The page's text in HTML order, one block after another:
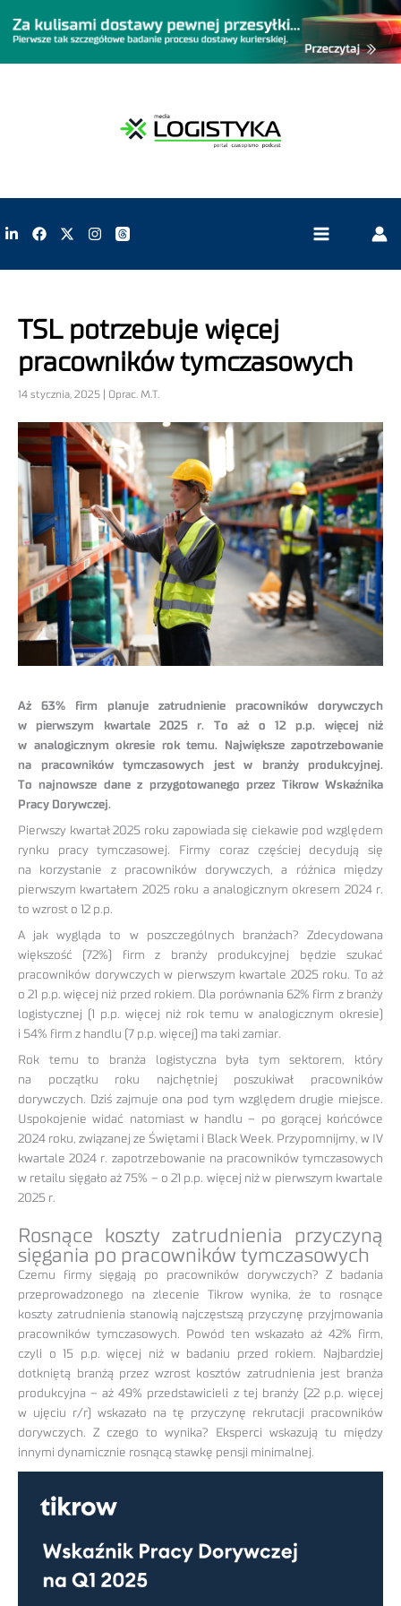
TSL potrzebuje więcej
pracowników tymczasowych
14 stycznia, 2025 | Oprac. M.T.
Aż 63% firm planuje zatrudnienie pracowników dorywczych
w pierwszym kwartale 2025 r. To aż o 12 p.p. więcej niż
w analogicznym okresie rok temu. Największe zapotrzebowanie
na pracowników tymczasowych jest w branży produkcyjnej.
To najnowsze dane z przygotowanego przez Tikrow Wskaźnika
Pracy Dorywczej.
Pierwszy kwartał 2025 roku zapowiada się ciekawie pod względem
rynku pracy tymczasowej. Firmy coraz częściej decydują się
na korzystanie z pracowników dorywczych, a różnica między
pierwszym kwartałem 2025 roku a analogicznym okresem 2024 r.
to wzrost o 12 p.p.
A jak wygląda to w poszczególnych branżach? Zdecydowana
większość (72%) firm z branży produkcyjnej będzie szukać
pracowników dorywczych w pierwszym kwartale 2025 roku. To aż
o 21 p.p. więcej niż przed rokiem. Dla porównania 62% firm z branży
logistycznej (1 p.p. więcej niż rok temu w analogicznym okresie)
i 54% firm z handlu (7 p.p. więcej) ma taki zamiar.
Rok temu to branża logistyczna była tym sektorem, który
na początku roku najchętniej poszukiwał pracowników
dorywczych. Dziś zajmuje ona pod tym względem drugie miejsce.
Uspokojenie widać natomiast w handlu – po gorącej końcówce
2024 roku, związanej ze Świętami i Black Week. Przypomnijmy, w IV
kwartale 2024 r. zapotrzebowanie na pracowników tymczasowych
w retailu sięgało aż 75% – o 21 p.p. więcej niż w pierwszym kwartale
2025 r.
Rosnące koszty zatrudnienia przyczyną
sięgania po pracowników tymczasowych
Czemu firmy sięgają po pracowników dorywczych? Z badania
przeprowadzonego na zlecenie Tikrow wynika, że to rosnące
koszty zatrudnienia stanowią najczęstszą przyczynę przyjmowania
pracowników tymczasowych. Powód ten wskazało aż 42% firm,
czyli o 15 p.p. więcej niż w badaniu przed rokiem. Najbardziej
dotkniętą branżą przez wzrost kosztów zatrudnienia jest branża
produkcyjna – aż 49% przedstawicieli z tej branży (22 p.p. więcej
w ujęciu r/r) wskazało na tę przyczynę rekrutacji pracowników
dorywczych. Z czego to wynika? Eksperci wskazują tu między
innymi dynamicznie rosnącą stawkę pensji minimalnej.